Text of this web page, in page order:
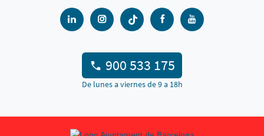
900 533 175
De lunes a viernes de 9 a 18h